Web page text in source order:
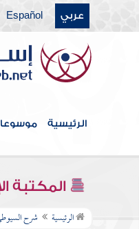
عربي Español
الرئيسية
المكتبة
الرئيسية شرح
كتاب الاستسقاء
كتاب صلاة
كتاب صلاة العيدين
كتاب قيام الليل
كتاب الجنائز
كتاب الصيام
كتاب الزكاة